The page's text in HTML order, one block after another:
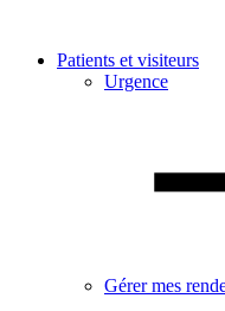
Patients et visiteurs
Urgence
Gérer mes